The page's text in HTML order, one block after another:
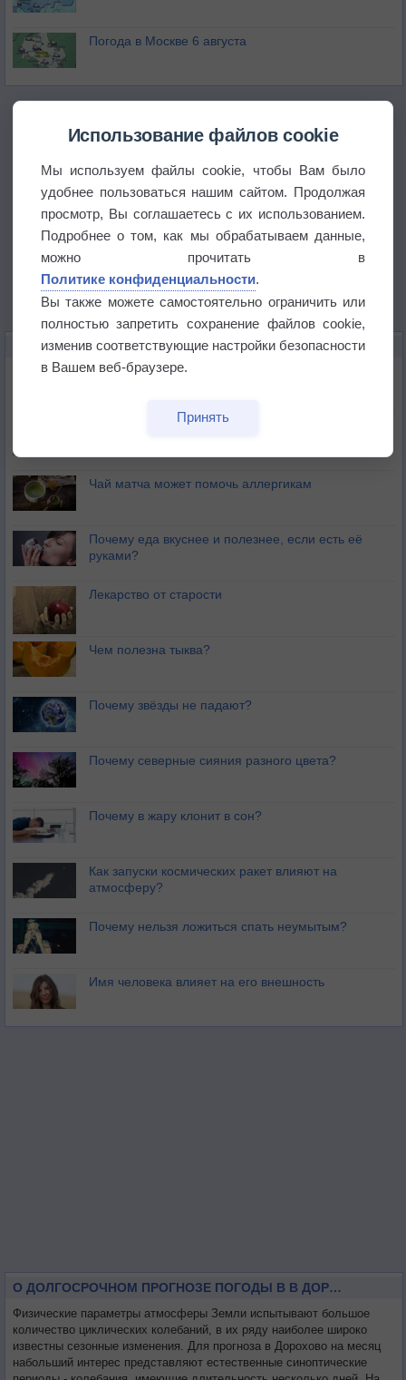
Погода в Москве 6 августа
ЭТО ИНТЕРЕСНО
Почему северный загар цветом отличается от
Букет сирени вреден для здоровья
Чай матча может помочь аллергикам
Почему еда вкуснее и полезнее, если есть её
руками?
Лекарство от старости
Чем полезна тыква?
Почему звёзды не падают?
Почему северные сияния разного цвета?
Почему в жару клонит в сон?
Как запуски космических ракет влияют на
атмосферу?
Почему нельзя ложиться спать неумытым?
Имя человека влияет на его внешность
О ДОЛГОСРОЧНОМ ПРОГНОЗЕ ПОГОДЫ В В ДОРОХОВО НА МЕСЯЦ
Физические параметры атмосферы Земли испытывают большое
количество циклических колебаний, в их ряду наиболее широко
известны сезонные изменения. Для прогноза в Дорохово на месяц
набольший интерес представляют естественные синоптические
Использование файлов cookie
Мы используем файлы cookie, чтобы Вам было
удобнее пользоваться нашим сайтом. Продолжая
просмотр, Вы соглашаетесь с их использованием.
Подробнее о том, как мы обрабатываем данные,
можно прочитать в
Политике конфиденциальности.
Вы также можете самостоятельно ограничить или
полностью запретить сохранение файлов cookie,
изменив соответствующие настройки безопасности
в Вашем веб-браузере.
Принять